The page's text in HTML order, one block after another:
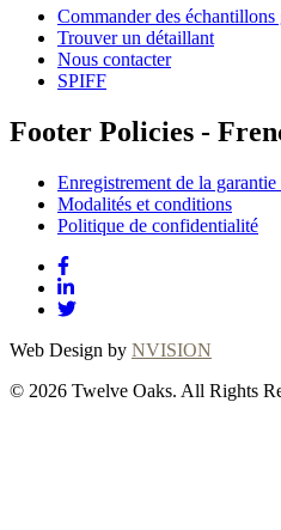
Commander des échantillons
Trouver un détaillant
Nous contacter
SPIFF
Footer Policies -
Enregistrement de la
Modalités et conditions
Politique de confidentialité
Web Design by NVISION
© 2026 Twelve Oaks. All Rights